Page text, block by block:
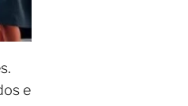
e